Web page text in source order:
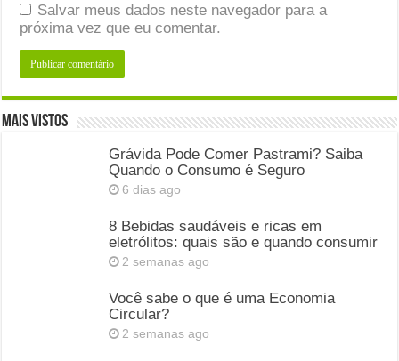
Salvar meus dados neste navegador para a
próxima vez que eu comentar.
Mais Vistos
Grávida Pode Comer Pastrami? Saiba
Quando o Consumo é Seguro
6 dias ago
8 Bebidas saudáveis e ricas em
eletrólitos: quais são e quando consumir
2 semanas ago
Você sabe o que é uma Economia
Circular?
2 semanas ago